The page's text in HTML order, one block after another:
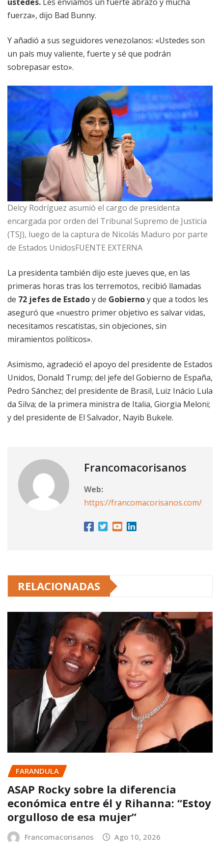
fuerza», dijo Bad Bunny.
Y añadió a sus seguidores venezolanos: «Ustedes son
un país muy valiente, fuerte y sé que podrán
sobrepasar esto».
Delcy Rodríguez asumió el cargo de presidenta
encargada por orden del Tribunal Supremo de Justicia
(TSJ), luego de la captura de Nicolás Maduro por parte
de Estados UnidosFUENTE EXTERNA
La presidenta también dijo este jueves que, en las
primeras horas tras los terremotos, recibió llamadas
de 72 jefes de Estadoy de Gobiernoy que a todos les
aseguró que «nuestro primer objetivo es salvar vidas,
necesitamos rescatistas, sin objeciones, sin
miramientos políticos».
Asimismo, agradeció el apoyo del presidente de Estados
Unidos, Donald Trump; del jefe del Gobierno de España,
Pedro Sánchez; del presidente de Brasil, Luiz Inácio Lula
da Silva; de la primera ministra de Italia, Giorgia Meloni;
y del presidente de El Salvador, Nayib Bukele.
Francomacorisanos
Web:
https://francomacorisanos.com/
RELACIONADAS
FARANDULA
ASAP Rocky sobre la diferencia
económica entre él y Rihanna: “Estoy
orgulloso de esa mujer”
Francomacorisanos Ago 10, 2026